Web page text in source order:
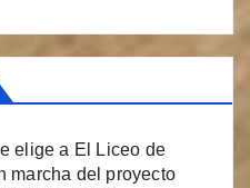
elige a El Liceo de
marcha del proyecto